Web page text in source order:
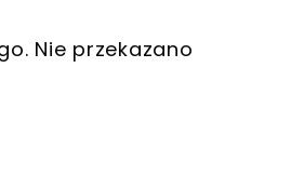
Nie przekazano